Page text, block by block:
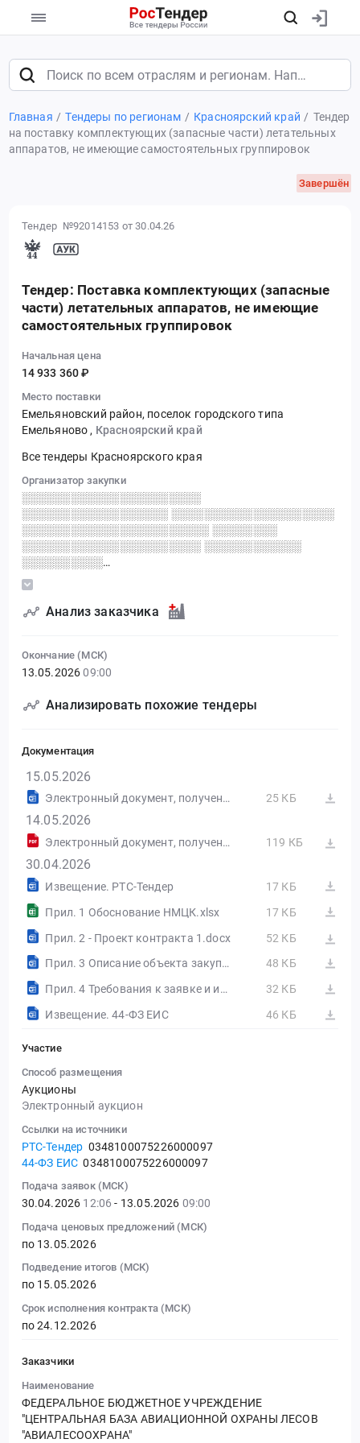
Главная Тендеры по регионам Красноярский край
Тендер
на поставку комплектующих (запасные части) летательных
аппаратов, не имеющие самостоятельных группировок
Завершён
Тендер №92014153 от 30.04.26
Тендер: Поставка комплектующих (запасные
части) летательных аппаратов, не имеющие
самостоятельных группировок
Начальная цена
14 933 360 ₽
Место поставки
Емельяновский район, поселок городского типа
Емельяново , Красноярский край
Все тендеры Красноярского края
Организатор закупки
░░░░░░░░░░░░░░░░░░░░░░
░░░░░░░░░░░░░░░░░░ ░░░░░░░░░░░░░░░░░░░░
░░░░░░░░░░░░░░░░░░░░░░░ ░░░░░░░░
░░░░░░░░░░░░░░░░░░░░░░ ░░░░░░░░░░░░
░░░░░░░░░░
░░░░░░░░░░░░░░░░░░░░░░░░░░░░░░
Анализ заказчика
Окончание (МСК)
13.05.2026 09:00
Анализировать похожие тендеры
Документация
15.05.2026
Электронный документ, полученный из внешней системы 25 КБ
14.05.2026
Электронный документ, полученный из внешней системы 119 КБ
30.04.2026
Извещение. РТС-Тендер
17 КБ
Прил. 1 Обоснование НМЦК.xlsx
17 КБ
Прил. 2 - Проект контракта 1.docx
52 КБ
Прил. 3 Описание объекта закупки.docx
48 КБ
Прил. 4 Требования к заявке и инструкция.docx
32 КБ
Извещение. 44-ФЗ ЕИС
46 КБ
Участие
Способ размещения
Аукционы
Электронный аукцион
Ссылки на источники
РТС-Тендер 0348100075226000097
44-ФЗ ЕИС 0348100075226000097
Подача заявок (МСК)
30.04.2026 12:06 - 13.05.2026 09:00
Подача ценовых предложений (МСК)
по 13.05.2026
Подведение итогов (МСК)
по 15.05.2026
Срок исполнения контракта (МСК)
по 24.12.2026
Заказчики
Наименование
ФЕДЕРАЛЬНОЕ БЮДЖЕТНОЕ УЧРЕЖДЕНИЕ
"ЦЕНТРАЛЬНАЯ БАЗА АВИАЦИОННОЙ ОХРАНЫ ЛЕСОВ
"АВИАЛЕСООХРАНА"